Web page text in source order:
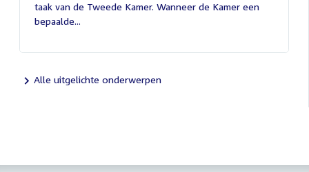
2026
taak van de Tweede Kamer. Wanneer de Kamer een
bepaalde...
Alle uitgelichte onderwerpen